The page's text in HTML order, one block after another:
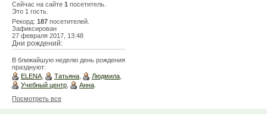
Сейчас на сайте 1 посетитель.
Это 1 гость.
Рекорд: 187 посетителей.
Зафиксирован
27 февраля 2017, 13:48
Дни рождений:
В ближайшую неделю день рождения
празднуют:
ELENA
Татьяна Людмила
Учебный центр
Анна
Посмотреть все